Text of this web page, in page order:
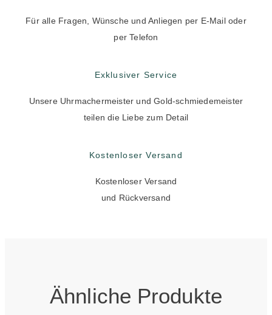
Für alle Fragen, Wünsche und Anliegen per E-Mail oder
per Telefon
Exklusiver Service
Unsere Uhrmachermeister und Gold-schmiedemeister
teilen die Liebe zum Detail
Kostenloser Versand
Kostenloser Versand
und Rückversand
Ähnliche Produkte